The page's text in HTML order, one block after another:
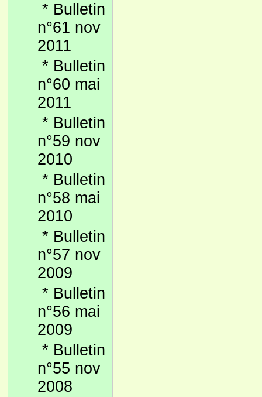
* Bulletin
n°61 nov
2011
* Bulletin
n°60 mai
2011
* Bulletin
n°59 nov
2010
* Bulletin
n°58 mai
2010
* Bulletin
n°57 nov
2009
* Bulletin
n°56 mai
2009
* Bulletin
n°55 nov
2008